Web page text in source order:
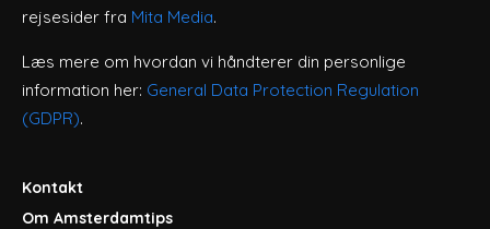
rejsesider fra Mita Media.
Læs mere om hvordan vi håndterer din personlige
information her: General Data Protection Regulation
(GDPR).
Kontakt
Om Amsterdamtips